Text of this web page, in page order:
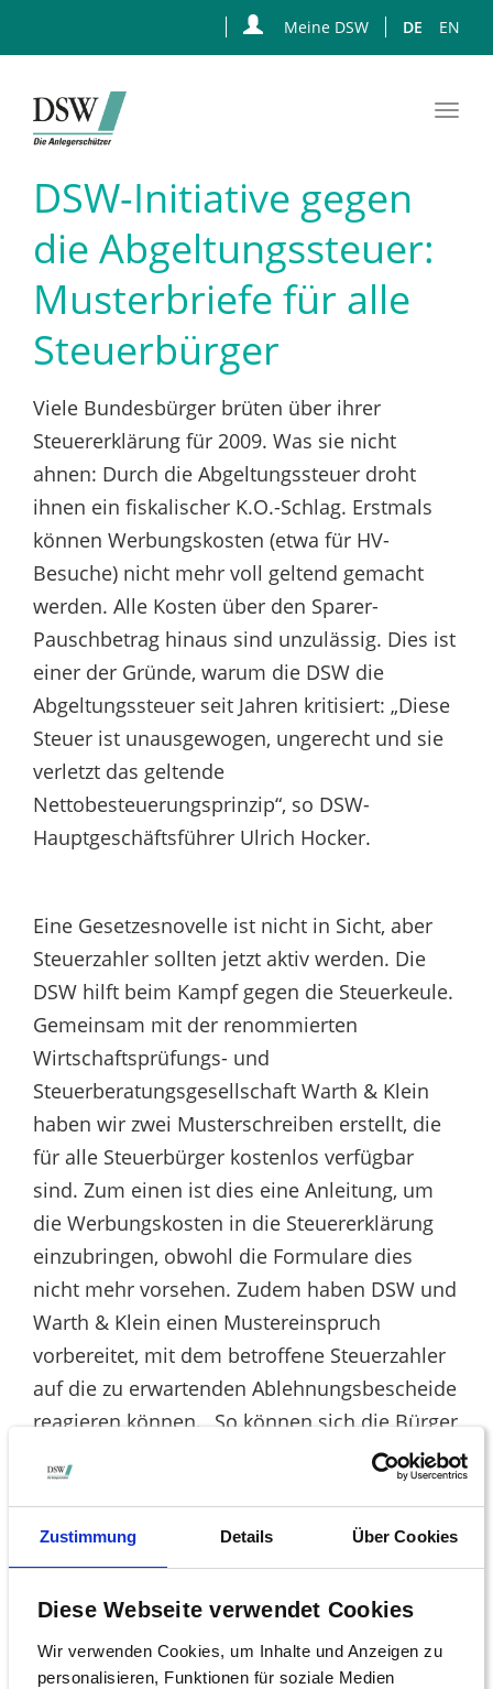
Zustimmung Details Über Cookies
Diese Webseite verwendet Cookies
Wir verwenden Cookies, um Inhalte und Anzeigen zu
personalisieren, Funktionen für soziale Medien
Hauptinhalt
springen
Meine DSW DE EN
DSW-Initiative gegen
die Abgeltungssteuer:
Musterbriefe für alle
Steuerbürger
Viele Bundesbürger brüten über ihrer
Steuererklärung für 2009. Was sie nicht
ahnen: Durch die Abgeltungssteuer droht
ihnen ein fiskalischer K.O.-Schlag. Erstmals
können Werbungskosten (etwa für HV-
Besuche) nicht mehr voll geltend gemacht
werden. Alle Kosten über den Sparer-
Pauschbetrag hinaus sind unzulässig. Dies ist
einer der Gründe, warum die DSW die
Abgeltungssteuer seit Jahren kritisiert: „Diese
Steuer ist unausgewogen, ungerecht und sie
verletzt das geltende
Nettobesteuerungsprinzip“, so DSW-
Hauptgeschäftsführer Ulrich Hocker.
Eine Gesetzesnovelle ist nicht in Sicht, aber
Steuerzahler sollten jetzt aktiv werden. Die
DSW hilft beim Kampf gegen die Steuerkeule.
Gemeinsam mit der renommierten
Wirtschaftsprüfungs- und
Steuerberatungsgesellschaft Warth & Klein
haben wir zwei Musterschreiben erstellt, die
für alle Steuerbürger kostenlos verfügbar
sind. Zum einen ist dies eine Anleitung, um
die Werbungskosten in die Steuererklärung
einzubringen, obwohl die Formulare dies
nicht mehr vorsehen. Zudem haben DSW und
Warth & Klein einen Mustereinspruch
vorbereitet, mit dem betroffene Steuerzahler
auf die zu erwartenden Ablehnungsbescheide
reagieren können. „So können sich die Bürger
auf eine mögliche verfassungsrechtliche
Korrektur der Steuer vorbereiten und sich alle
Auf lange Sicht dürfte die Abgeltungssteuer
nämlich ziemlich sicher vor dem
Bundesverfassungsgericht landen. „Die